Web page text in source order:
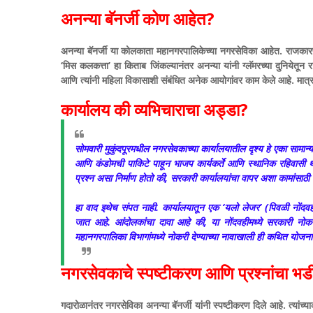
अनन्या बॅनर्जी कोण आहेत?
अनन्या बॅनर्जी या कोलकाता महानगरपालिकेच्या नगरसेविका आहेत.
‘मिस कलकत्ता’ हा किताब जिंकल्यानंतर अनन्या यांनी ग्लॅमरच्या
आणि त्यांनी महिला विकासाशी संबंधित अनेक आयोगांवर काम केले आहे. मात्र,
कार्यालय की व्यभिचाराचा अड्डा?
सोमवारी मुकुंदपूरमधील नगरसेवकाच्या कार्यालयातील दृश्य हे एका
आणि कंडोमची पाकिटे पाहून भाजप कार्यकर्ते आणि स्थानिक
प्रश्न असा निर्माण होतो की, सरकारी कार्यालयांचा वापर अशा
हा वाद इथेच संपत नाही. कार्यालयातून एक ‘यलो लेजर’ (पिवळी
जात आहे. आंदोलकांचा दावा आहे की, या नोंदवहीमध्ये सरकारी
महानगरपालिका विभागांमध्ये नोकरी देण्याच्या नावाखाली ही कथित
नगरसेवकाचे स्पष्टीकरण आणि प्रश्नांचा
गदारोळानंतर नगरसेविका अनन्या बॅनर्जी यांनी स्पष्टीकरण दिले आहे.